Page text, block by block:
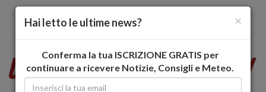
×
Hai letto le ultime news?
Conferma la tua ISCRIZIONE GRATIS per
continuare a ricevere Notizie, Consigli e Meteo.